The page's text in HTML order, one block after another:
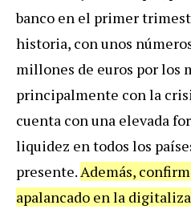
banco en el primer
historia, con unos
millones de euros por los
principalmente con la
cuenta con una elevada
liquidez en todos los
presente. Además,
apalancado en la